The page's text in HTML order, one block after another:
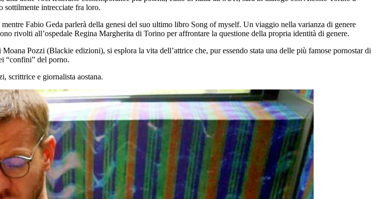
sottilmente intrecciate fra loro.
Fabio Geda parlerà della genesi del suo ultimo libro Song of myself. Un viaggio nella varianza di genere
rivolti all’ospedale Regina Margherita di Torino per affrontare la questione della propria identità di genere.
Pozzi (Blackie edizioni), si esplora la vita dell’attrice che, pur essendo stata una delle più famose pornostar di
“confini” del porno.
scrittrice e giornalista aostana.